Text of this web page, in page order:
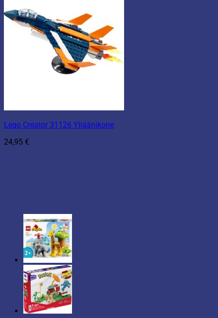
Lego Creator 31126 Yliäänikone
24,95 €